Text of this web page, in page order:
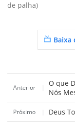
de palha)
Baixa
Anterior |
O que
Nós
Próximo | Deus